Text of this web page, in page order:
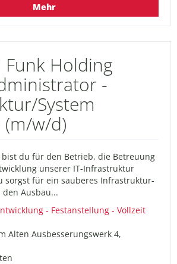
Mehr
Holding
-
System
(m/w/d)
bist du für den Betrieb, die Betreuung
unserer IT-Infrastruktur
sorgst für ein sauberes Infrastruktur-
Ausbau...
- Festanstellung - Vollzeit
Alten Ausbesserungswerk 4,